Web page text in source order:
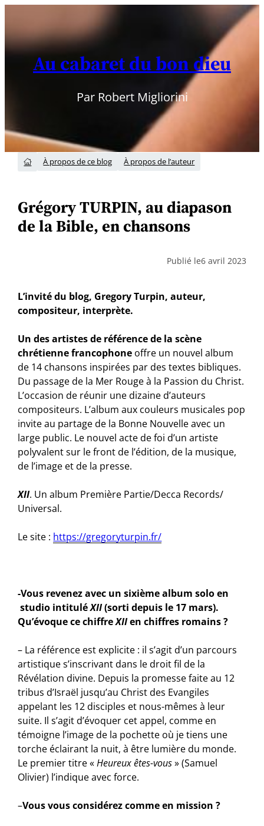
contenu
Au cabaret du bon dieu
Par Robert Migliorini
 À propos de ce blog À propos de l’auteur
Grégory TURPIN, au diapason
de la Bible, en chansons
Publié le6 avril 2023
L’invité du blog, Gregory Turpin, auteur,
compositeur, interprète.
Un des artistes de référence de la scène
chrétienne francophone offre un nouvel album
de 14 chansons inspirées par des textes bibliques.
Du passage de la Mer Rouge à la Passion du Christ.
L’occasion de réunir une dizaine d’auteurs
compositeurs. L’album aux couleurs musicales pop
invite au partage de la Bonne Nouvelle avec un
large public. Le nouvel acte de foi d’un artiste
polyvalent sur le front de l’édition, de la musique,
de l’image et de la presse.
XII. Un album Première Partie/Decca Records/
Universal.
Le site : https://gregoryturpin.fr/
-Vous revenez avec un sixième album solo en
studio intituléXII(sorti depuis le 17 mars).
Qu’évoque ce chiffreXIIen chiffres romains ?
– La référence est explicite : il s’agit d’un parcours
artistique s’inscrivant dans le droit fil de la
Révélation divine. Depuis la promesse faite au 12
tribus d’Israël jusqu’au Christ des Evangiles
appelant les 12 disciples et nous-mêmes à leur
suite. Il s’agit d’évoquer cet appel, comme en
témoigne l’image de la pochette où je tiens une
torche éclairant la nuit, à être lumière du monde.
Le premier titre «Heureux êtes-vous» (Samuel
Olivier) l’indique avec force.
–Vous vous considérez comme en mission ?